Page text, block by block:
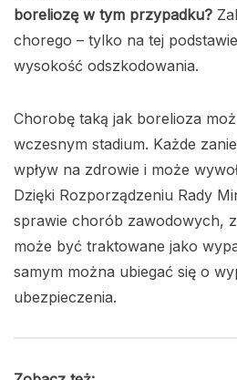
boreliozę w tym przypadku?
chorego – tylko na tej
wysokość odszkodowania.
Chorobę taką jak borelioza
wczesnym stadium. Każde
wpływ na zdrowie i może
Dzięki Rozporządzeniu Rady
sprawie chorób zawodowych,
może być traktowane jako
samym można ubiegać się o
ubezpieczenia.